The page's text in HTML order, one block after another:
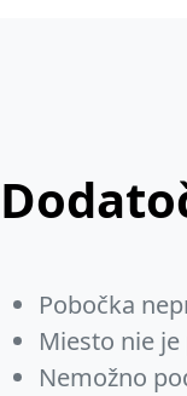
Pobočka
Miesto nie
Nemožno